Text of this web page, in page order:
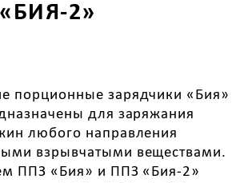
2»
порционные зарядчики «Бия»
для заряжания
любого направления
взрывчатыми веществами.
ППЗ «Бия» и ППЗ «Бия-2»